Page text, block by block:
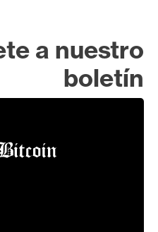
a nuestro
boletín